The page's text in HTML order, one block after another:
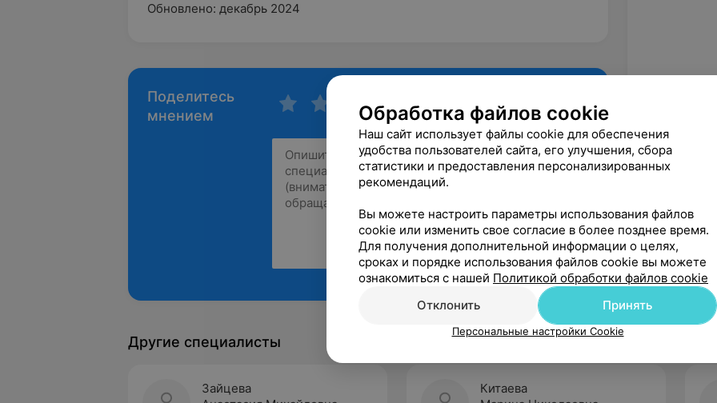
Обновлено: декабрь 2024
Поделитесь
мнением
Рекомендую
Другие специалисты
Зайцева
Китаева
Обработка файлов cookie
Наш сайт использует файлы cookie для обеспечения
удобства пользователей сайта, его улучшения, сбора
статистики и предоставления персонализированных
рекомендаций.
Вы можете настроить параметры использования файлов
cookie или изменить свое согласие в более позднее время.
Для получения дополнительной информации о целях,
сроках и порядке использования файлов cookie вы можете
ознакомиться с нашей Политикой обработки файлов cookie
Отклонить
Принять
Персональные настройки Cookie